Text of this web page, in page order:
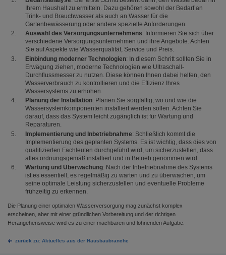
Ihrem Haushalt zu ermitteln. Dazu gehören sowohl der Bedarf an
Trink- und Brauchwasser als auch an Wasser für die
Gartenbewässerung oder andere spezielle Anforderungen.
Auswahl des Versorgungsunternehmens: Informieren Sie sich über
verschiedene Versorgungsunternehmen und ihre Angebote. Achten
Sie auf Aspekte wie Wasserqualität, Service und Preis.
Einbindung moderner Technologien: In diesem Schritt sollten Sie in
Erwägung ziehen, moderne Technologien wie Ultraschall-
Durchflussmesser zu nutzen. Diese können Ihnen dabei helfen, den
Wasserverbrauch zu kontrollieren und die Effizienz Ihres
Wassersystems zu erhöhen.
Planung der Installation: Planen Sie sorgfältig, wo und wie die
Wassersystemkomponenten installiert werden sollen. Achten Sie
darauf, dass das System leicht zugänglich ist für Wartung und
Reparaturen.
Implementierung und Inbetriebnahme: Schließlich kommt die
Implementierung des geplanten Systems. Es ist wichtig, dass dies von
qualifizierten Fachleuten durchgeführt wird, um sicherzustellen, dass
alles ordnungsgemäß installiert und in Betrieb genommen wird.
Wartung und Überwachung: Nach der Inbetriebnahme des Systems
ist es essentiell, es regelmäßig zu warten und zu überwachen, um
seine optimale Leistung sicherzustellen und eventuelle Probleme
frühzeitig zu erkennen.
Die Planung einer optimalen Wasserversorgung mag zunächst komplex
erscheinen, aber mit einer gründlichen Vorbereitung und der richtigen
Herangehensweise wird es zu einer machbaren und lohnenden Aufgabe.
zurück zu: Aktuelles aus der Hausbaubranche